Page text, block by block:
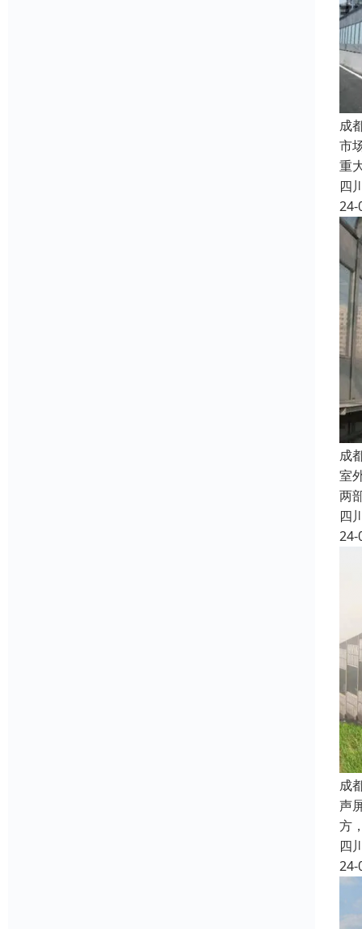
成
市
重
四
24-
成
室
两
四
24-
成
声
方
四
24-